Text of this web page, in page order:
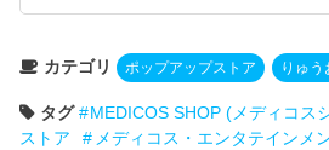
カテゴリ ポップアップストア りゅう
タグ MEDICOS SHOP (メディコス
ストア
メディコス・エンタテインメ